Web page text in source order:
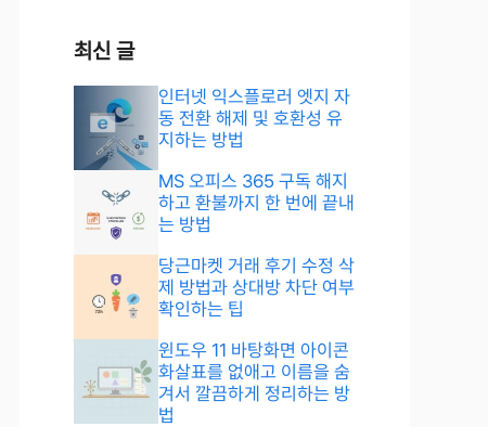
최신 글
인터넷 익스플로러 엣지 자
동 전환 해제 및 호환성 유
지하는 방법
MS 오피스 365 구독 해지
하고 환불까지 한 번에 끝내
는 방법
당근마켓 거래 후기 수정 삭
제 방법과 상대방 차단 여부
확인하는 팁
윈도우 11 바탕화면 아이콘
화살표를 없애고 이름을 숨
겨서 깔끔하게 정리하는 방
법